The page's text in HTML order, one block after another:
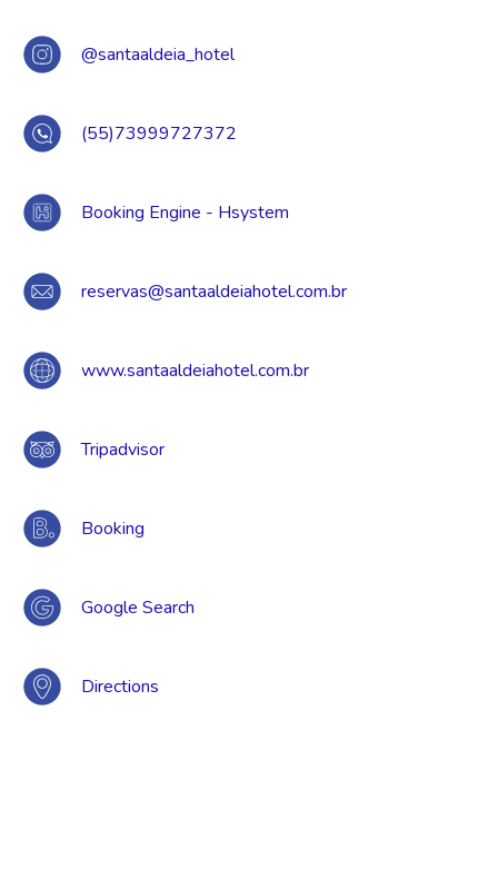
@santaaldeia_hotel
(55)73999727372
Booking Engine - Hsystem
reservas@santaaldeiahotel.com.br
www.santaaldeiahotel.com.br
Tripadvisor
Booking
Google Search
Directions